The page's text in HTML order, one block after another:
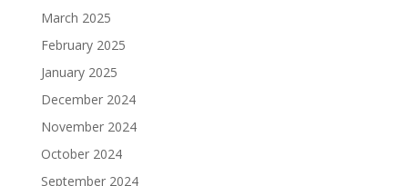
March 2025
February 2025
January 2025
December 2024
November 2024
October 2024
September 2024